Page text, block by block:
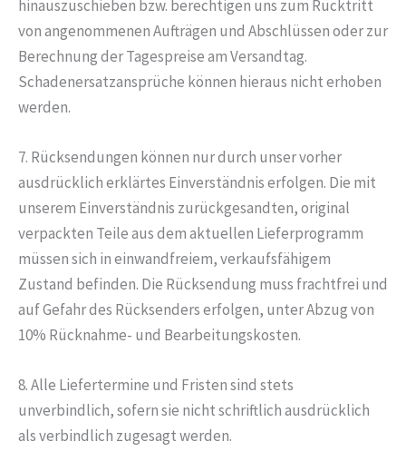
hinauszuschieben bzw. berechtigen uns zum Rücktritt
von angenommenen Aufträgen und Abschlüssen oder zur
Berechnung der Tagespreise am Versandtag.
Schadenersatzansprüche können hieraus nicht erhoben
werden.
7. Rücksendungen können nur durch unser vorher
ausdrücklich erklärtes Einverständnis erfolgen. Die mit
unserem Einverständnis zurückgesandten, original
verpackten Teile aus dem aktuellen Lieferprogramm
müssen sich in einwandfreiem, verkaufsfähigem
Zustand befinden. Die Rücksendung muss frachtfrei und
auf Gefahr des Rücksenders erfolgen, unter Abzug von
10% Rücknahme- und Bearbeitungskosten.
8. Alle Liefertermine und Fristen sind stets
unverbindlich, sofern sie nicht schriftlich ausdrücklich
als verbindlich zugesagt werden.